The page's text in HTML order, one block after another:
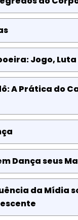
Jogo,
A Prática do
Dança seus
da Mídia